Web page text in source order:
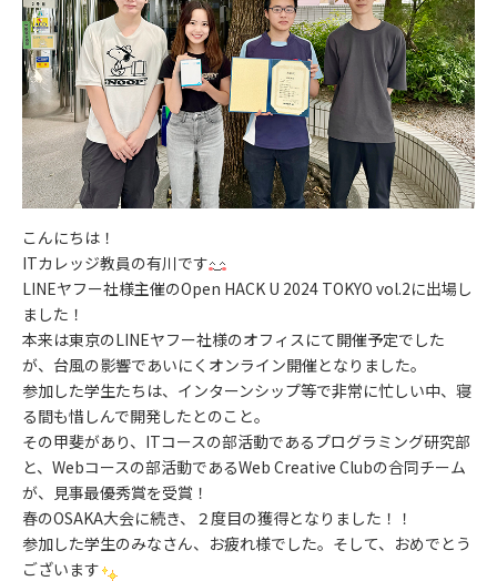
こんにちは！
ITカレッジ教員の有川です
LINEヤフー社様主催のOpen HACK U 2024 TOKYO vol.2に出場し
ました！
本来は東京のLINEヤフー社様のオフィスにて開催予定でした
が、台風の影響であいにくオンライン開催となりました。
参加した学生たちは、インターンシップ等で非常に忙しい中、寝
る間も惜しんで開発したとのこと。
その甲斐があり、ITコースの部活動であるプログラミング研究部
と、Webコースの部活動であるWeb Creative Clubの合同チーム
が、見事最優秀賞を受賞！
春のOSAKA大会に続き、２度目の獲得となりました！！
参加した学生のみなさん、お疲れ様でした。そして、おめでとう
ございます